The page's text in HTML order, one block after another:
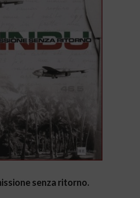
senza ritorno.